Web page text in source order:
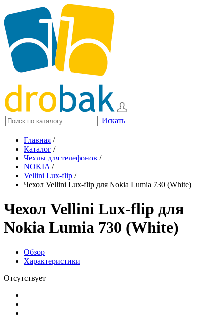
Искать
Главная /
Каталог /
Чехлы для телефонов /
NOKIA /
Vellini Lux-flip /
Чехол Vellini Lux-flip для Nokia Lumia 730 (White)
Чехол Vellini Lux-flip для
Nokia Lumia 730 (White)
Обзор
Характеристики
Отсутствует